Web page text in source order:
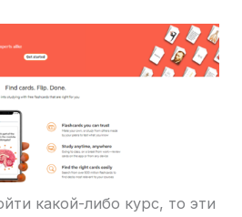
какой-либо курс, то эти